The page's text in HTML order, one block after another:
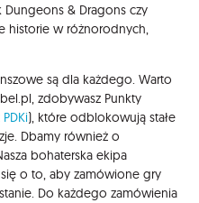
& Dragons czy
historie w różnorodnych,
są dla każdego. Warto
zdobywasz Punkty
), które odblokowują stałe
Dbamy również o
bohaterska ekipa
o to, aby zamówione gry
Do każdego zamówienia